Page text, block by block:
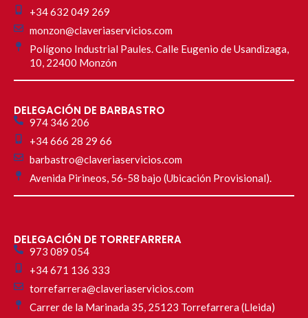
+34 632 049 269
monzon@claveriaservicios.com
Polígono Industrial Paules. Calle Eugenio de Usandizaga,
10, 22400 Monzón
DELEGACIÓN DE BARBASTRO
974 346 206
+34 666 28 29 66
barbastro@claveriaservicios.com
Avenida Pirineos, 56-58 bajo (Ubicación Provisional).
DELEGACIÓN DE TORREFARRERA
973 089 054
+34 671 136 333
torrefarrera@claveriaservicios.com
Carrer de la Marinada 35, 25123 Torrefarrera (Lleida)